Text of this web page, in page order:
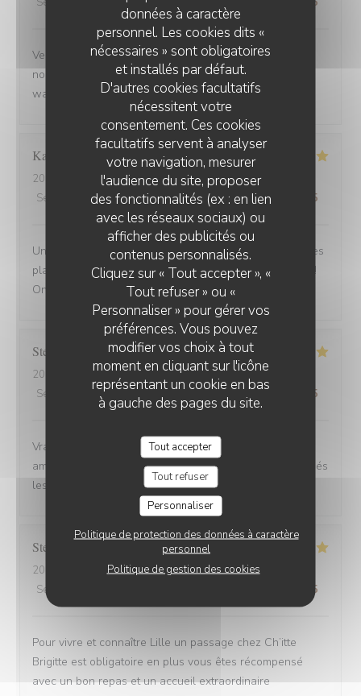
données à caractère
personnel. Les cookies dits «
nécessaires » sont obligatoires
et installés par défaut.
D'autres cookies facultatifs
nécessitent votre
consentement. Ces cookies
facultatifs servent à analyser
votre navigation, mesurer
l'audience du site, proposer
des fonctionnalités (ex : en lien
avec les réseaux sociaux) ou
afficher des publicités ou
contenus personnalisés.
Cliquez sur « Tout accepter », «
Tout refuser » ou «
Personnaliser » pour gérer vos
préférences. Vous pouvez
modifier vos choix à tout
moment en cliquant sur l'icône
représentant un cookie en bas
à gauche des pages du site.
Tout accepter
Tout refuser
Personnaliser
Politique de protection des données à caractère
personnel
Politique de gestion des cookies
Venue avec des amis de Belfort.super bien accueillis,
nous avons beaucoup apprécié la carbonade et le
waterzoi de poissons Nous reviendrons
Karine
2025-08-30
- 21:15 - Couverts 4
Service
/5 Ambiance: 5/5 Cuisine :5/5 Qualité / Prix /5
Une adresse a absolument découvrir ! Une ambiance,des
plats tous délicieux,un personnel attentionné et réactif !!
On reviendra....
Stefano
2025-08-30
- 12:00 - Couverts 6
Service
/5 Ambiance: 5 /5 Cuisine: 5/5 Qualité / Prix /5
Vrai Estaminet du Nord, nourriture excellente, uste a
ameillorer le rytme de sortie des plats, pas tjs coordonnés
les frites avec les plats principaux.
Stefan
2025-08-30
- 21:15 - Couverts 2
Service
/5
Pour vivre et connaître Lille un passage chez Ch’itte
Brigitte est obligatoire en plus vous êtes récompensé
avec un bon repas et un accueil extraordinaire